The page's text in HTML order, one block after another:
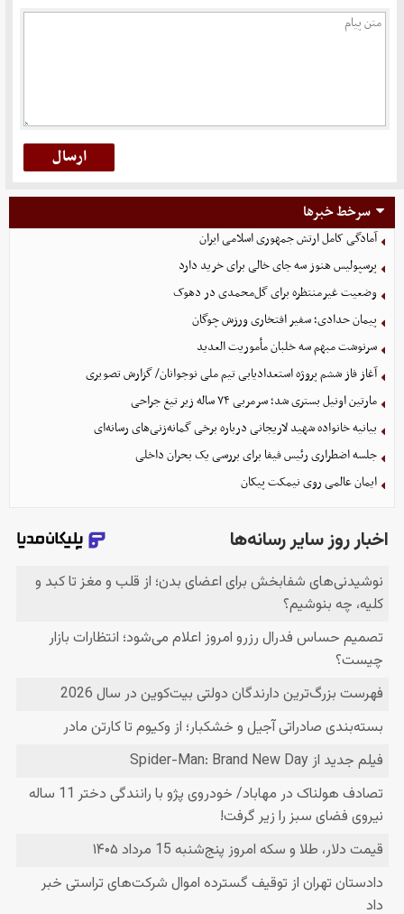
سرخط خبرها
آمادگی کامل ارتش جمهوری اسلامی ایران
پرسپولیس هنوز سه جای خالی برای خرید دارد
وضعیت غیرمنتظره برای گل‌محمدی در دهوک
پیمان حدادی؛ سفیر افتخاری ورزش چوگان
سرنوشت مبهم سه خلبان مأموریت العدید
آغاز فاز ششم پروژه استعدادیابی تیم ملی نوجوانان/ گزارش تصویری
مارتین اونیل بستری شد؛ سرمربی ۷۴ ساله زیر تیغ جراحی
بیانیه خانواده شهید لاریجانی درباره برخی گمانه‌زنی‌های رسانه‌ای
جلسه اضطراری رئیس فیفا برای بررسی یک بحران داخلی
ایمان عالمی روی نیمکت پیکان